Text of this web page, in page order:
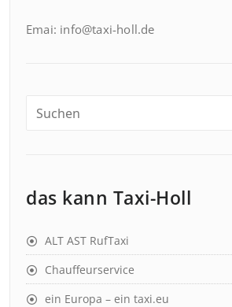
Emai: info@taxi-holl.de
das kann Taxi-Holl
ALT AST RufTaxi
Chauffeurservice
ein Europa – ein taxi.eu